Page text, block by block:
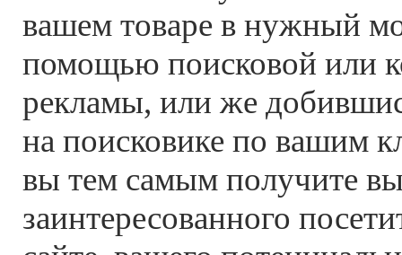
вашем товаре в нужный
помощью поисковой или
рекламы, или же
на поисковике по вашим
вы тем самым получите
заинтересованного